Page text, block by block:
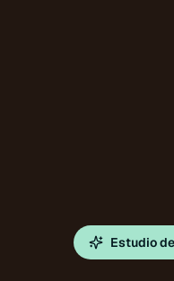
Estudio